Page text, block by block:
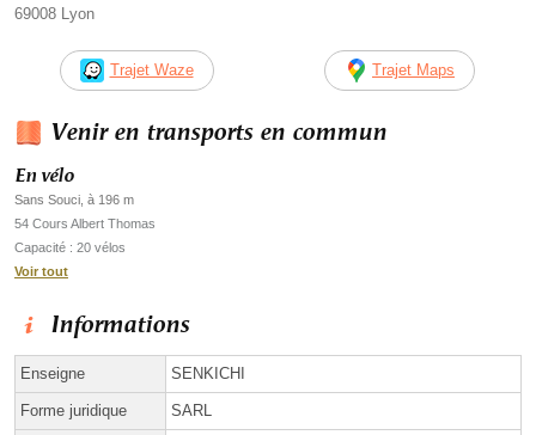
69008 Lyon
Trajet Waze Trajet Maps
Venir en transports en commun
En vélo
Sans Souci, à 196 m
54 Cours Albert Thomas
Capacité : 20 vélos
Voir tout
Informations
Enseigne SENKICHI
Forme juridique SARL